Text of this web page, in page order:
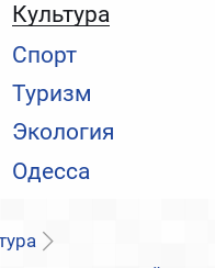
Культура
Спорт
Туризм
Экология
Одесса